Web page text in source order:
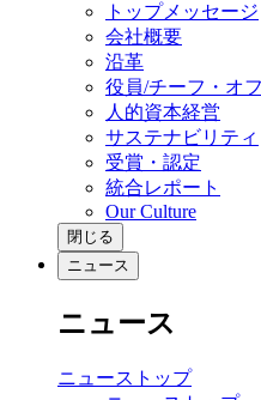
トップメッセージ
会社概要
沿革
役員/チーフ・オ
人的資本経営
サステナビリティ
受賞・認定
統合レポート
Our Culture
閉じる
ニュース
ニュース
ニューストップ